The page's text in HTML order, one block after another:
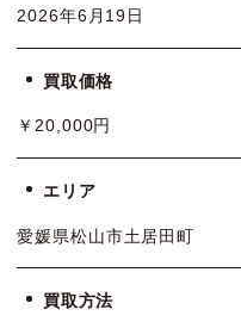
2026年6月19日
買取価格
￥20,000円
エリア
愛媛県松山市土居田町
買取方法